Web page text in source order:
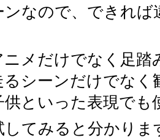
ンなので、できれ
ニメだけでなく足踏
るシーンだけでなく
供といった表現でも
してみると分かり